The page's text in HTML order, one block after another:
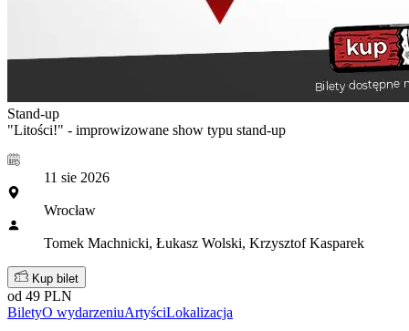
Stand-up
"Litości!" - improwizowane show typu stand-up
11 sie 2026
Wrocław
Tomek Machnicki, Łukasz Wolski, Krzysztof Kasparek
Kup bilet
od 49 PLN
BiletyO wydarzeniuArtyściLokalizacja